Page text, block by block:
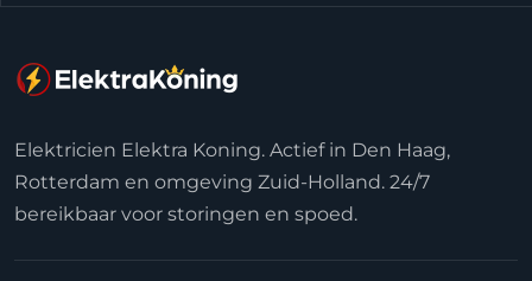
Elektricien Elektra Koning. Actief in Den Haag,
Rotterdam en omgeving Zuid-Holland. 24/7
bereikbaar voor storingen en spoed.